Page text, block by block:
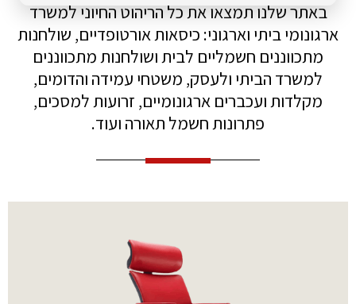
באתר שלנו תמצאו את כל הריהוט החיוני למשרד
ארגונומי ביתי וארגוני: כיסאות אורטופדיים, שולחנות
מתכווננים חשמליים לבית ושולחנות מתכווננים
למשרד הביתי ולעסק, משטחי עמידה והדומים,
מקלדות ועכברים ארגונומיים, זרועות למסכים,
פתרונות חשמל תאורה ועוד.